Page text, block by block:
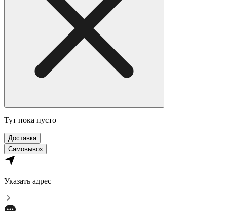
Тут пока пусто
Доставка
Самовывоз
Указать адрес